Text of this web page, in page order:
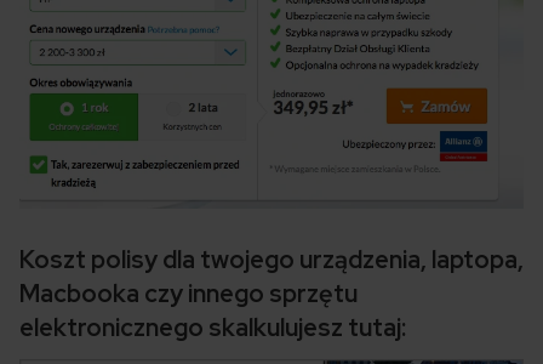
Koszt polisy dla twojego urządzenia, laptopa,
Macbooka czy innego sprzętu
elektronicznego skalkulujesz tutaj: